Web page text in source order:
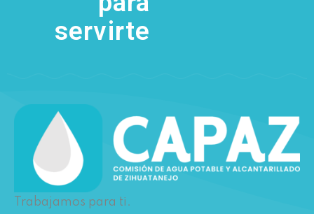
servirte
Trabajamos para ti.